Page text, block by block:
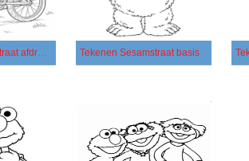
Tekenen Sesamstraat afdrukbaar Tekenen Sesamstraat basis